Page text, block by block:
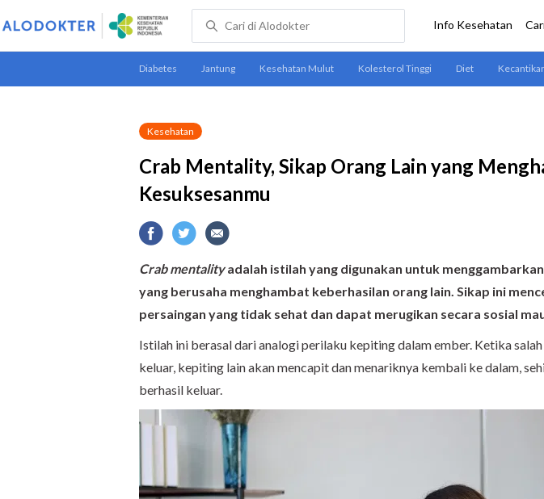
Kesehatan
Crab Mentality, Sikap Orang Lain yang
Kesuksesanmu
Crab mentalityadalah istilah yang digunakan untuk
yang berusaha menghambat keberhasilan orang lain. Sikap ini
persaingan yang tidak sehat dan dapat merugikan secara sosial
Istilah ini berasal dari analogi perilaku kepiting dalam ember. Ketika
keluar, kepiting lain akan mencapit dan menariknya kembali ke dalam,
berhasil keluar.